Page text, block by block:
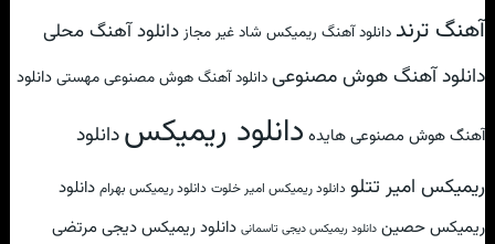
آهنگ ترند دانلود آهنگ ریمیکس شاد غیر مجازدانلود آهنگ محلی
دانلود آهنگ هوش مصنوعیدانلود آهنگ هوش مصنوعی مهستیدانلود
آهنگ هوش مصنوعی هایده دانلود ریمیکسدانلود
ریمیکس امیر تتلو دانلود ریمیکس امیر خلوت دانلود ریمیکس بهرام دانلود
ریمیکس حصین دانلود ریمیکس دیجی تاسمانی دانلود ریمیکس دیجی مرتضی